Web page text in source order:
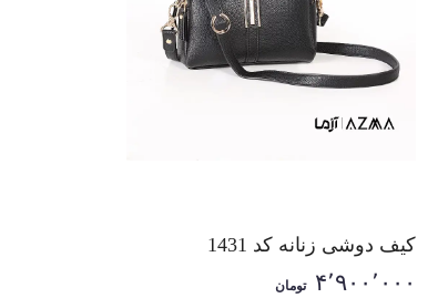
کیف دوشی زنانه کد 1431
۴٬۹۰۰٬۰۰۰ تومان